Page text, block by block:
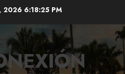
2026 6:18:26 PM